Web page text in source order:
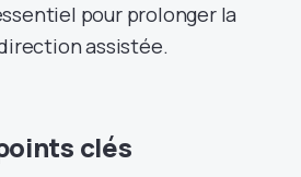
pour prolonger la
assistée.
clés